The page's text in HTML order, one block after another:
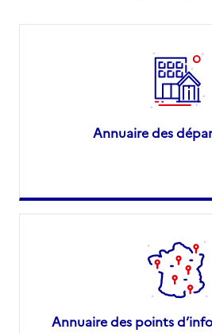
Annuaire des
Annuaire des points